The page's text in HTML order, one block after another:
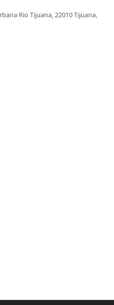
Rio Tijuana, 22010 Tijuana,